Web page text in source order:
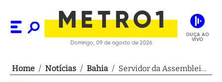
Domingo, 09 de agosto de 2026
OUÇA AO
VIVO
Home / Notícias / Bahia / Servidor da Assembleia